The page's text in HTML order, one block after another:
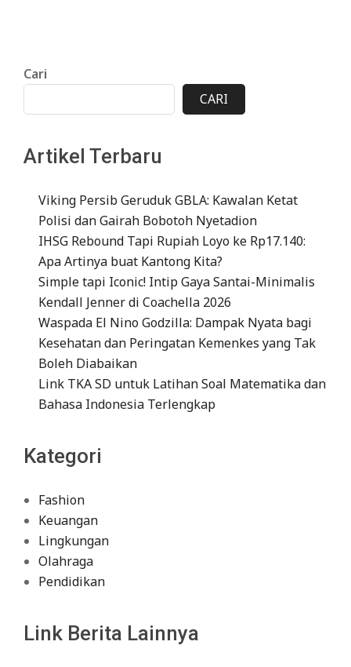
Cari
CARI
Artikel Terbaru
Viking Persib Geruduk GBLA: Kawalan Ketat
Polisi dan Gairah Bobotoh Nyetadion
IHSG Rebound Tapi Rupiah Loyo ke Rp17.140:
Apa Artinya buat Kantong Kita?
Simple tapi Iconic! Intip Gaya Santai-Minimalis
Kendall Jenner di Coachella 2026
Waspada El Nino Godzilla: Dampak Nyata bagi
Kesehatan dan Peringatan Kemenkes yang Tak
Boleh Diabaikan
Link TKA SD untuk Latihan Soal Matematika dan
Bahasa Indonesia Terlengkap
Kategori
Fashion
Keuangan
Lingkungan
Olahraga
Pendidikan
Link Berita Lainnya